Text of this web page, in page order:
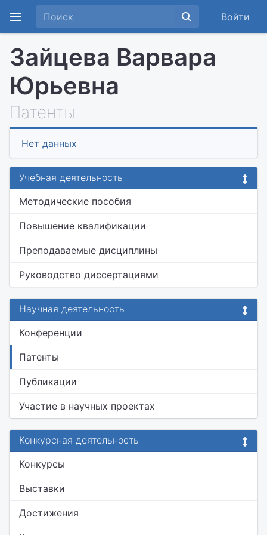
Войти
Зайцева Варвара
Юрьевна
Патенты
Нет данных
Учебная деятельность
Методические пособия
Повышение квалификации
Преподаваемые дисциплины
Руководство диссертациями
Научная деятельность
Конференции
Патенты
Публикации
Участие в научных проектах
Конкурсная деятельность
Конкурсы
Выставки
Достижения